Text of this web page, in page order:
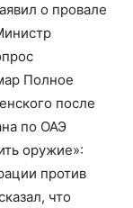
о провале
Полное
после
по ОАЭ
оружие»:
против
что